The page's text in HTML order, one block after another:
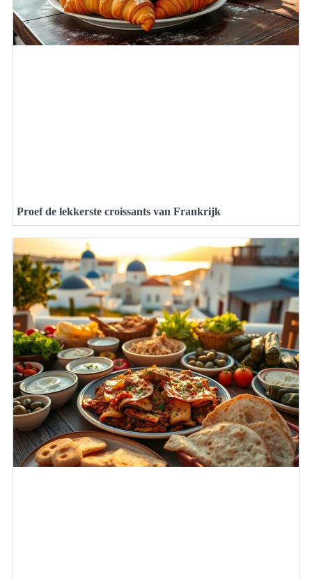
Proef de lekkerste croissants van Frankrijk